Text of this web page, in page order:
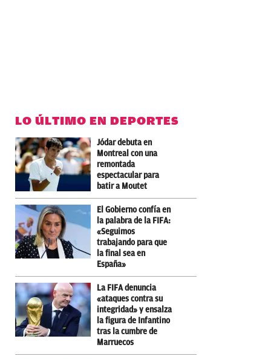
LO ÚLTIMO EN DEPORTES
Jódar debuta en
Montreal con una
remontada
espectacular para
batir a Moutet
El Gobierno confía en
la palabra de la FIFA:
«Seguimos
trabajando para que
la final sea en
España»
La FIFA denuncia
«ataques contra su
integridad» y ensalza
la figura de Infantino
tras la cumbre de
Marruecos